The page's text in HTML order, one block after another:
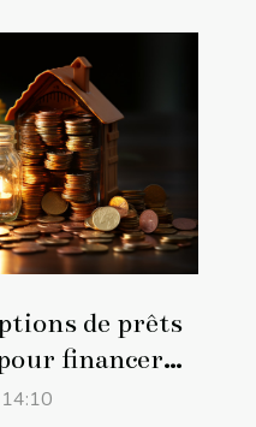
de prêts
financer